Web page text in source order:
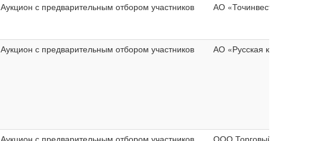
Аукцион с предварительным отбором участников АО «Точинвест»
Аукцион с предварительным отбором участников АО «Русская кожа»
Аукцион с предварительным отбором участников ООО Торговый дом «Барс»